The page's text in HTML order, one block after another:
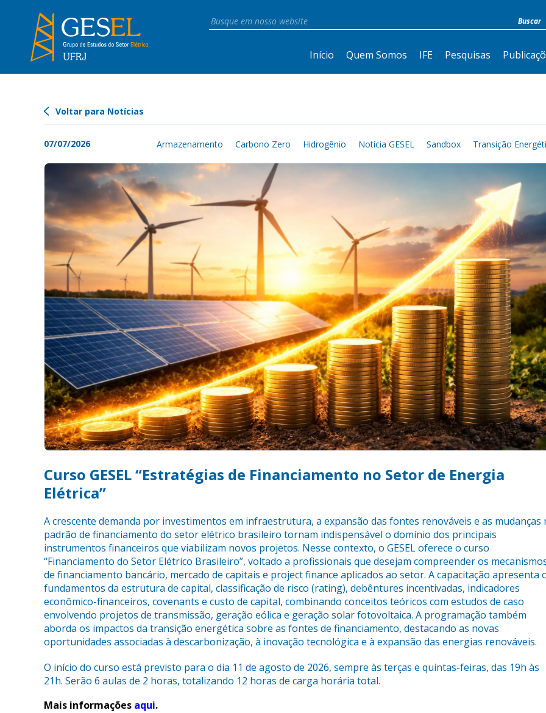
Início Quem Somos IFE Pesquisas
Voltar para Notícias
07/07/2026 Armazenamento Carbono Zero Hidrogênio Notícia GESEL Sandbox Transição
Curso GESEL “Estratégias de Financiamento no Setor de Energia
Elétrica”
A crescente demanda por investimentos em infraestrutura, a expansão das fontes renováveis e as mudanças
padrão de financiamento do setor elétrico brasileiro tornam indispensável o domínio dos principais
instrumentos financeiros que viabilizam novos projetos. Nesse contexto, o GESEL oferece o curso
“Financiamento do Setor Elétrico Brasileiro”, voltado a profissionais que desejam compreender os
de financiamento bancário, mercado de capitais e project finance aplicados ao setor. A capacitação apresenta
fundamentos da estrutura de capital, classificação de risco (rating), debêntures incentivadas, indicadores
econômico-financeiros, covenants e custo de capital, combinando conceitos teóricos com estudos de caso
envolvendo projetos de transmissão, geração eólica e geração solar fotovoltaica. A programação também
aborda os impactos da transição energética sobre as fontes de financiamento, destacando as novas
oportunidades associadas à descarbonização, à inovação tecnológica e à expansão das energias renováveis.
O início do curso está previsto para o dia 11 de agosto de 2026, sempre às terças e quintas-feiras, das 19h às
21h. Serão 6 aulas de 2 horas, totalizando 12 horas de carga horária total.
Mais informações aqui.